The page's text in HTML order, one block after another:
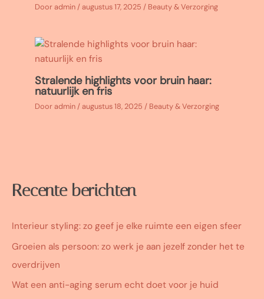
Dooradmin /augustus 17, 2025 / Beauty & Verzorging
Stralende highlights voor bruin haar:
natuurlijk en fris
Dooradmin /augustus 18, 2025 / Beauty & Verzorging
Recente berichten
Interieur styling: zo geef je elke ruimte een eigen sfeer
Groeien als persoon: zo werk je aan jezelf zonder het te
overdrijven
Wat een anti-aging serum echt doet voor je huid